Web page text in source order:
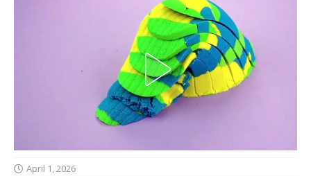
April 1, 2026